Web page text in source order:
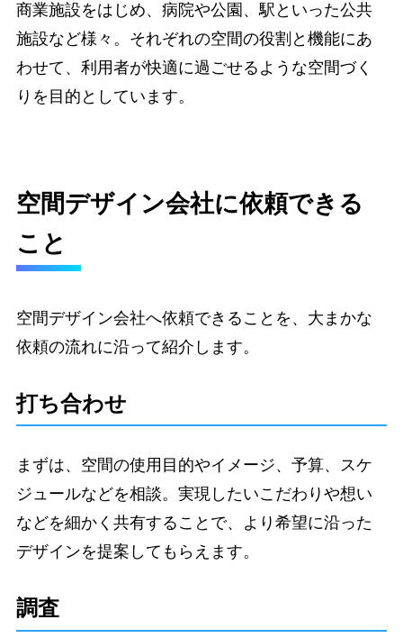
商業施設をはじめ、病院や公園、駅といった公共
施設など様々。それぞれの空間の役割と機能にあ
わせて、利用者が快適に過ごせるような空間づく
りを目的としています。
空間デザイン会社に依頼できる
こと
空間デザイン会社へ依頼できることを、大まかな
依頼の流れに沿って紹介します。
打ち合わせ
まずは、空間の使用目的やイメージ、予算、スケ
ジュールなどを相談。実現したいこだわりや想い
などを細かく共有することで、より希望に沿った
デザインを提案してもらえます。
調査